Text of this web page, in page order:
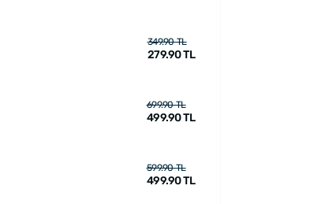
349.90 TL
279.90 TL
699.90 TL
499.90 TL
599.90 TL
499.90 TL